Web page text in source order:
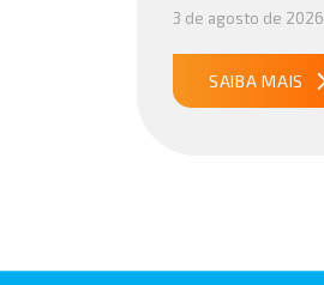
3 de agosto de 2026
SAIBA MAIS